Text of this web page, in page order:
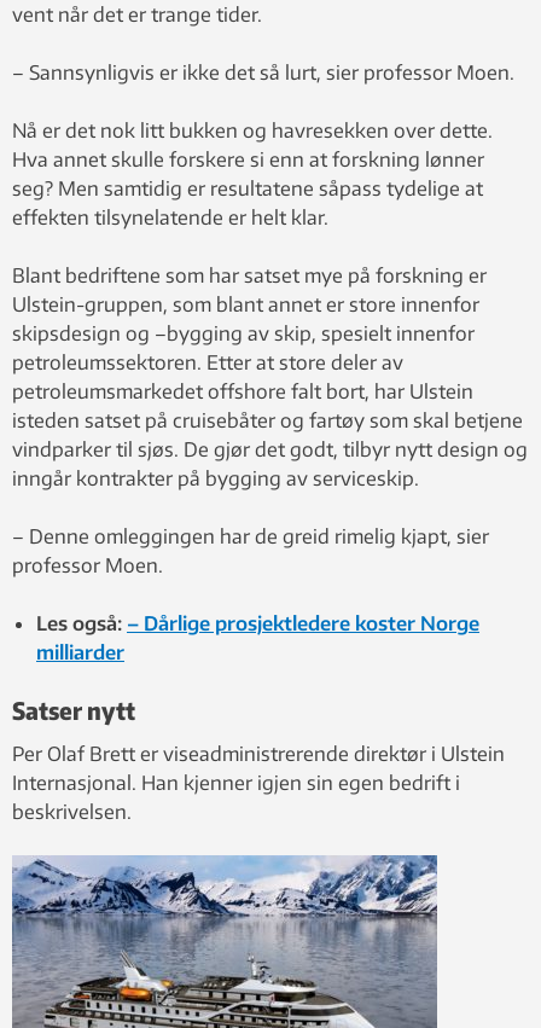
vent når det er trange tider.
– Sannsynligvis er ikke det så lurt, sier professor Moen.
Nå er det nok litt bukken og havresekken over dette.
Hva annet skulle forskere si enn at forskning lønner
seg? Men samtidig er resultatene såpass tydelige at
effekten tilsynelatende er helt klar.
Blant bedriftene som har satset mye på forskning er
Ulstein-gruppen, som blant annet er store innenfor
skipsdesign og –bygging av skip, spesielt innenfor
petroleumssektoren. Etter at store deler av
petroleumsmarkedet offshore falt bort, har Ulstein
isteden satset på cruisebåter og fartøy som skal betjene
vindparker til sjøs. De gjør det godt, tilbyr nytt design og
inngår kontrakter på bygging av serviceskip.
– Denne omleggingen har de greid rimelig kjapt, sier
professor Moen.
Les også: – Dårlige prosjektledere koster Norge
milliarder
Satser nytt
Per Olaf Brett er viseadministrerende direktør i Ulstein
Internasjonal. Han kjenner igjen sin egen bedrift i
beskrivelsen.